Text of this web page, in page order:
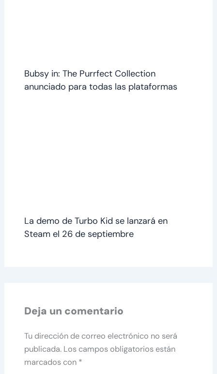
Bubsy in: The Purrfect Collection
anunciado para todas las plataformas
La demo de Turbo Kid se lanzará en
Steam el 26 de septiembre
Deja un comentario
Tu dirección de correo electrónico no será
publicada. Los campos obligatorios están
marcados con *